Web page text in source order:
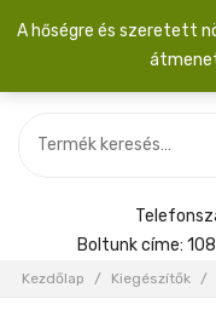
SZOBANÖVÉNY
KIEGÉSZÍTŐK
Boltunk címe:
Kezdőlap / Kiegészítők /
A hőségre és szeretett